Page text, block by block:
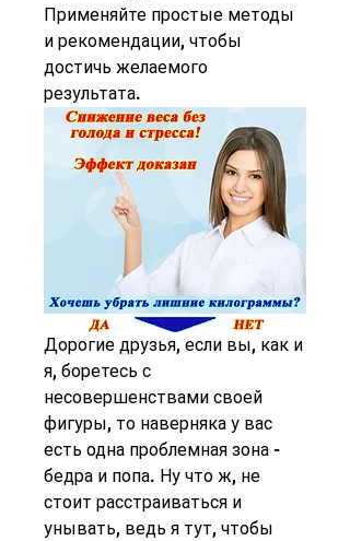
Применяйте простые методы
и рекомендации, чтобы
достичь желаемого
результата.
Дорогие друзья, если вы, как и
я, боретесь с
несовершенствами своей
фигуры, то наверняка у вас
есть одна проблемная зона -
бедра и попа. Ну что ж, не
стоит расстраиваться и
унывать, ведь я тут, чтобы